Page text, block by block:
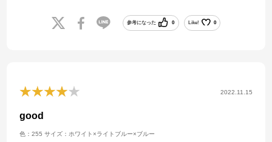
参考になった 0 Like! 0
2022.11.15
good
色：255 サイズ：ホワイト×ライトブルー×ブルー